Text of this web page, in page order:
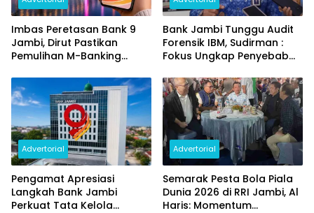
Imbas Peretasan Bank 9
Jambi, Dirut Pastikan
Pemulihan M-Banking
Bank Jambi Tunggu Audit
Forensik IBM, Sudirman :
Fokus Ungkap Penyebab
Rp144 Miliar
Advertorial
Pengamat Apresiasi
Langkah Bank Jambi
Perkuat Tata Kelola
Advertorial
Semarak Pesta Bola Piala
Dunia 2026 di RRI Jambi, Al
Haris: Momentum